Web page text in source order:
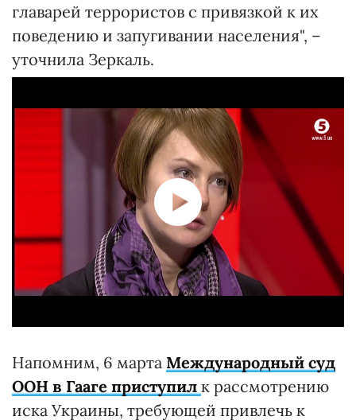
главарей террористов с привязкой к их
поведению и запугивании населения", –
уточнила Зеркаль.
Напомним, 6 марта Международный суд
ООН в Гааге приступил к рассмотрению
иска Украины, требующей привлечь к